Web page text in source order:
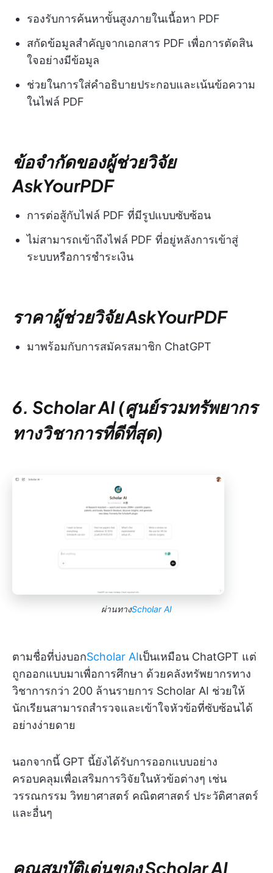
รองรับการค้นหาขั้นสูงภายในเนื้อหา PDF
สกัดข้อมูลสำคัญจากเอกสาร PDF เพื่อการตัดสิน
ใจอย่างมีข้อมูล
ช่วยในการใส่คำอธิบายประกอบและเน้นข้อความ
ในไฟล์ PDF
ข้อจำกัดของผู้ช่วยวิจัย
AskYourPDF
การต่อสู้กับไฟล์ PDF ที่มีรูปแบบซับซ้อน
ไม่สามารถเข้าถึงไฟล์ PDF ที่อยู่หลังการเข้าสู่
ระบบหรือการชำระเงิน
ราคาผู้ช่วยวิจัย AskYourPDF
มาพร้อมกับการสมัครสมาชิก ChatGPT
6. Scholar AI (ศูนย์รวมทรัพยากร
ทางวิชาการที่ดีที่สุด)
ผ่านทางScholar AI
ตามชื่อที่บ่งบอกScholar AIเป็นเหมือน ChatGPT แต่
ถูกออกแบบมาเพื่อการศึกษา ด้วยคลังทรัพยากรทาง
วิชาการกว่า 200 ล้านรายการ Scholar AI ช่วยให้
นักเรียนสามารถสำรวจและเข้าใจหัวข้อที่ซับซ้อนได้
อย่างง่ายดาย
นอกจากนี้ GPT นี้ยังได้รับการออกแบบอย่าง
ครอบคลุมเพื่อเสริมการวิจัยในหัวข้อต่างๆ เช่น
วรรณกรรม วิทยาศาสตร์ คณิตศาสตร์ ประวัติศาสตร์
และอื่นๆ
คุณสมบัติเด่นของ Scholar AI